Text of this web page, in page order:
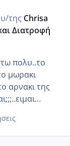
της Chrisa
Διατροφή
μωρακι
αρνακι της
τον